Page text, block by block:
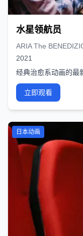
水星领航员
ARIA The
2021
经典治愈系动画的最
立即观看
日本动画